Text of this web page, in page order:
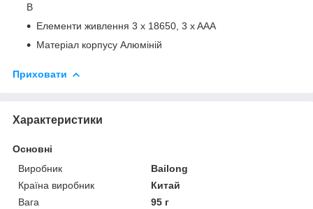
В
Елементи живлення 3 x 18650, 3 x AAA
Матеріал корпусу Алюміній
Приховати
Характеристики
Основні
Виробник
Bailong
Країна виробник
Китай
Вага
95 г